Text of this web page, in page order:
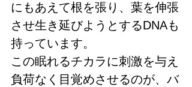
にもあえて根を張り、葉を伸張
させ生き延びようとするDNAも
持っています。
この眠れるチカラに刺激を与え
負荷なく目覚めさせるのが、バ